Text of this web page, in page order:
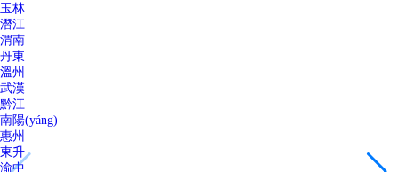
玉林
潛江
渭南
丹東
溫州
武漢
黔江
南陽(yáng)
惠州
東升
渝中